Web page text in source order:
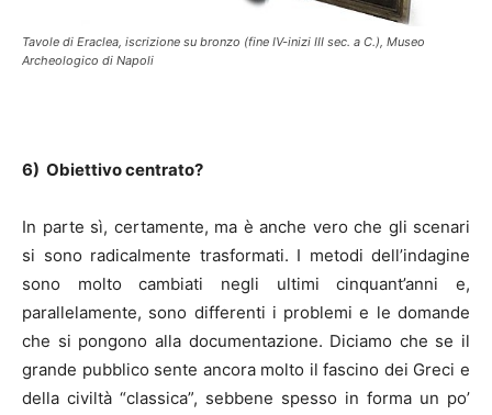
Tavole di Eraclea, iscrizione su bronzo (fine IV-inizi III sec. a C.), Museo
Archeologico di Napoli
6) Obiettivo centrato?
In parte sì, certamente, ma è anche vero che gli scenari
si sono radicalmente trasformati. I metodi dell’indagine
sono molto cambiati negli ultimi cinquant’anni e,
parallelamente, sono differenti i problemi e le domande
che si pongono alla documentazione. Diciamo che se il
grande pubblico sente ancora molto il fascino dei Greci e
della civiltà “classica”, sebbene spesso in forma un po’